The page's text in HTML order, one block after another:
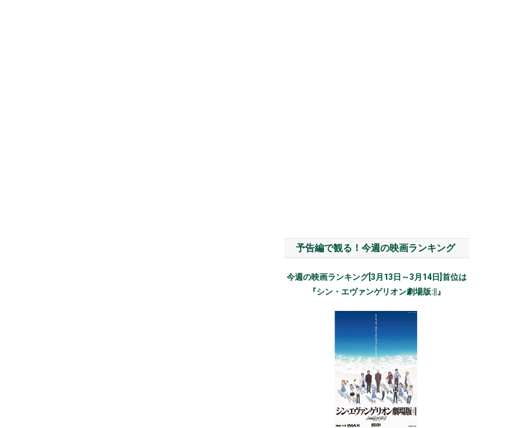
予告編で観る！今週の映画ランキング
今週の映画ランキング[3月13日～3月14日]首位は
『シン・エヴァンゲリオン劇場版:||』